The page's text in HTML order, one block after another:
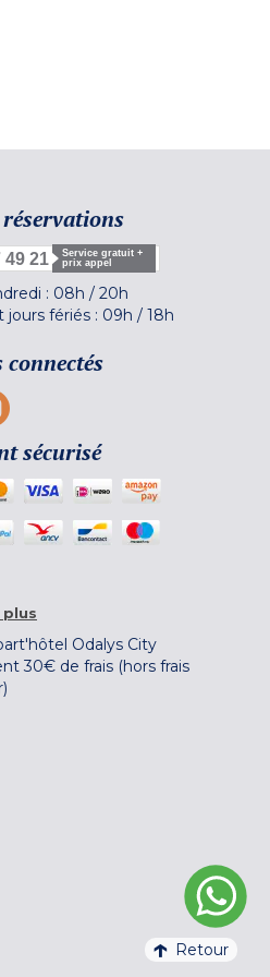
49 21
Service gratuit +
prix appel
: 08h / 20h
jours fériés : 09h / 18h
connectés
sécurisé
plus
Odalys City
30€ de frais (hors frais
Retour